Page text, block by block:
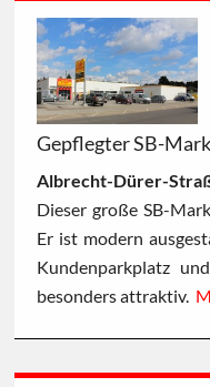
Gepflegter SB-
Albrecht-Dürer-
Dieser große SB-
Er ist modern
Kundenparkplatz
besonders attraktiv.